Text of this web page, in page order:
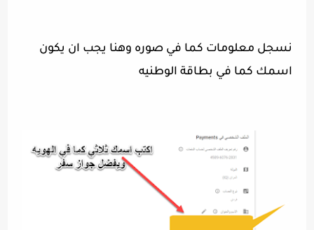
نسجل معلومات كما في صوره وهنا يجب ان يكون
اسمك كما في بطاقة الوطنيه